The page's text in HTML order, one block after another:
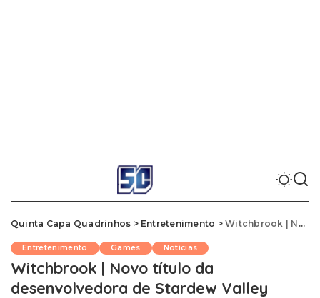
Quinta Capa Quadrinhos > Entretenimento >Witchbrook | Novo título da desenvolvedora de Stardew Valley
Entretenimento Games Notícias
Witchbrook | Novo título da
desenvolvedora de Stardew Valley